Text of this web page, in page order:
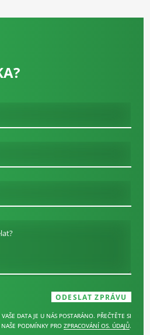
DATA JE U NÁS POSTARÁNO. PŘEČTĚTE SI
NAŠE PODMÍNKY PRO ZPRACOVÁNÍ OS. ÚDAJŮ.